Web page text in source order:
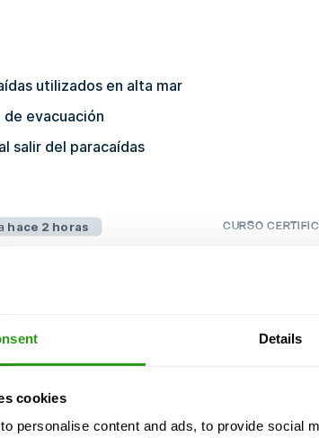
Details
cookies
personalise content and ads, to provide social
utilizados en alta mar
de evacuación
salir del paracaídas
hace 2 horas CURSO
por adelantado, y nosotros nunca
No